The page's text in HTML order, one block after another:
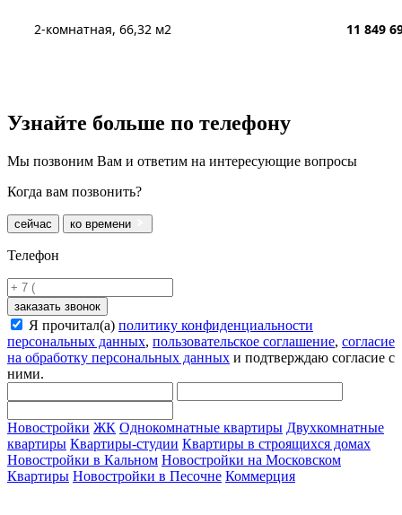
2-комнатная, 66,32 м2 11 849
Узнайте больше по телефону
Мы позвоним Вам и ответим на интересующие вопросы
Когда вам позвонить?
сейчас ко времени
Телефон
заказать звонок
Я прочитал(а) политику конфиденциальности
персональных данных, пользовательское соглашение, согласие
на обработку персональных данных и подтверждаю согласие с
ними.
Новостройки ЖК Однокомнатные квартиры Двухкомнатные
квартиры Квартиры-студии Квартиры в строящихся домах
Новостройки в Кальном Новостройки на Московском
Квартиры Новостройки в Песочне Коммерция